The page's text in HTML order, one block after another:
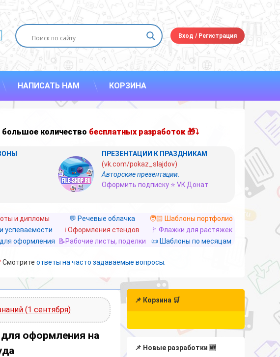
E-mail Вход /Регистрация
НАПИСАТЬ НАМ КОРЗИНА
количество бесплатных разработок 🎁⤵
ПРЕЗЕНТАЦИИ К ПРАЗДНИКАМ
(vk.com/pokaz_slajdov)
Авторские презентации.
Оформить подписку ⭐ VK Донат
и дипломы 💬 Речевые облачка
🧑🏻 Шаблоны портфолио
успеваемости ℹ️ Оформления стендов
🚩 Флажки для растяжек
оформления 📝Рабочие листы, поделки 📜 Шаблоны по месяцам
Смотрите ответы на часто задаваемые вопросы.
(1 сентября)
оформления на
📌 Корзина 🛒
📌 Новые разработки 🆕